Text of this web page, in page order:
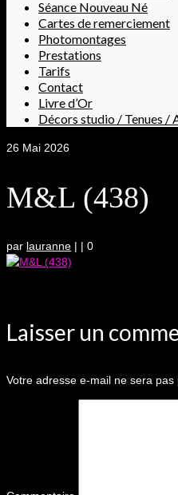
Séance Nouveau Né
Cartes de remerciement
Photomontages
Prestations
Tarifs
Contact
Livre d’Or
Décors studio / Tenues /
26 Mai 2026
M&L (438)
par lauranne | | 0
Laisser un
Votre adresse e-mail ne sera pas